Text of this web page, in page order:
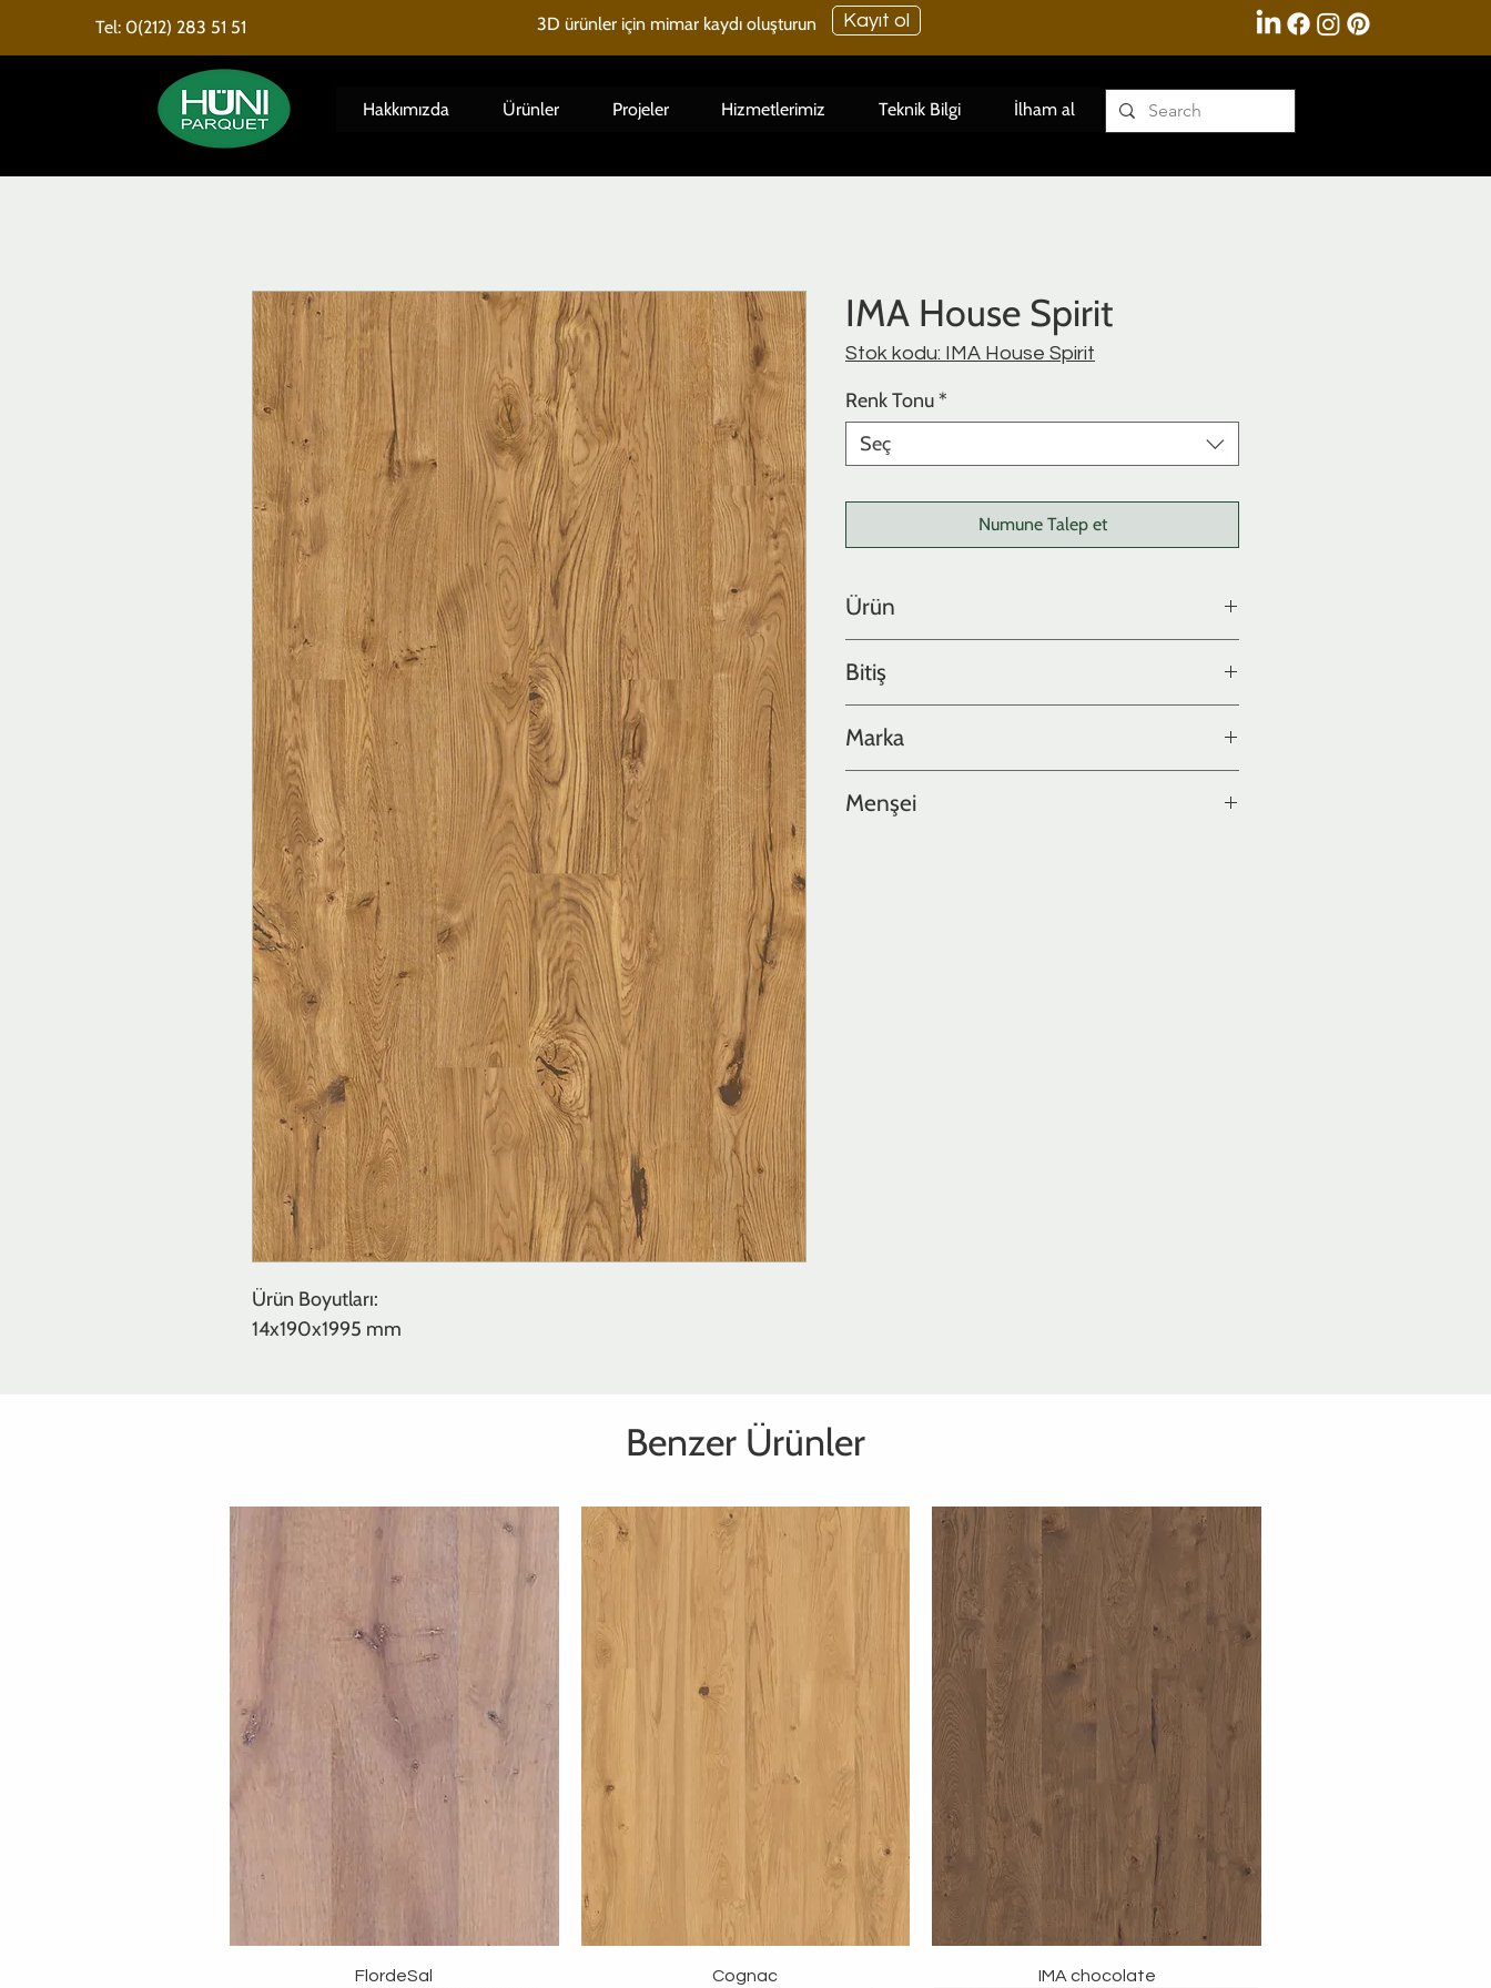
Tel: 0(212) 283 51 51 3D ürünler için mimar kaydı oluşturun Kayıt ol
Hakkımızda Ürünler Projeler Hizmetlerimiz Teknik Bilgi İlham al
Ürün Boyutları:
14x190x1995 mm
IMA House Spirit
Stok kodu: IMA House Spirit
Renk Tonu*
Seç
Numune Talep et
Ürün
Bitiş
Marka
Menşei
Benzer Ürünler
FlordeSal Cognac IMA chocolate